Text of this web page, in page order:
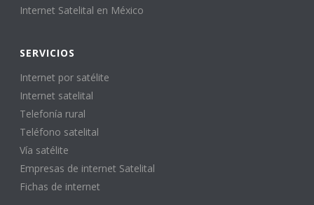
Internet Satelital en México
SERVICIOS
Internet por satélite
Internet satelital
Telefonía rural
Teléfono satelital
Vía satélite
Empresas de internet Satelital
Fichas de internet